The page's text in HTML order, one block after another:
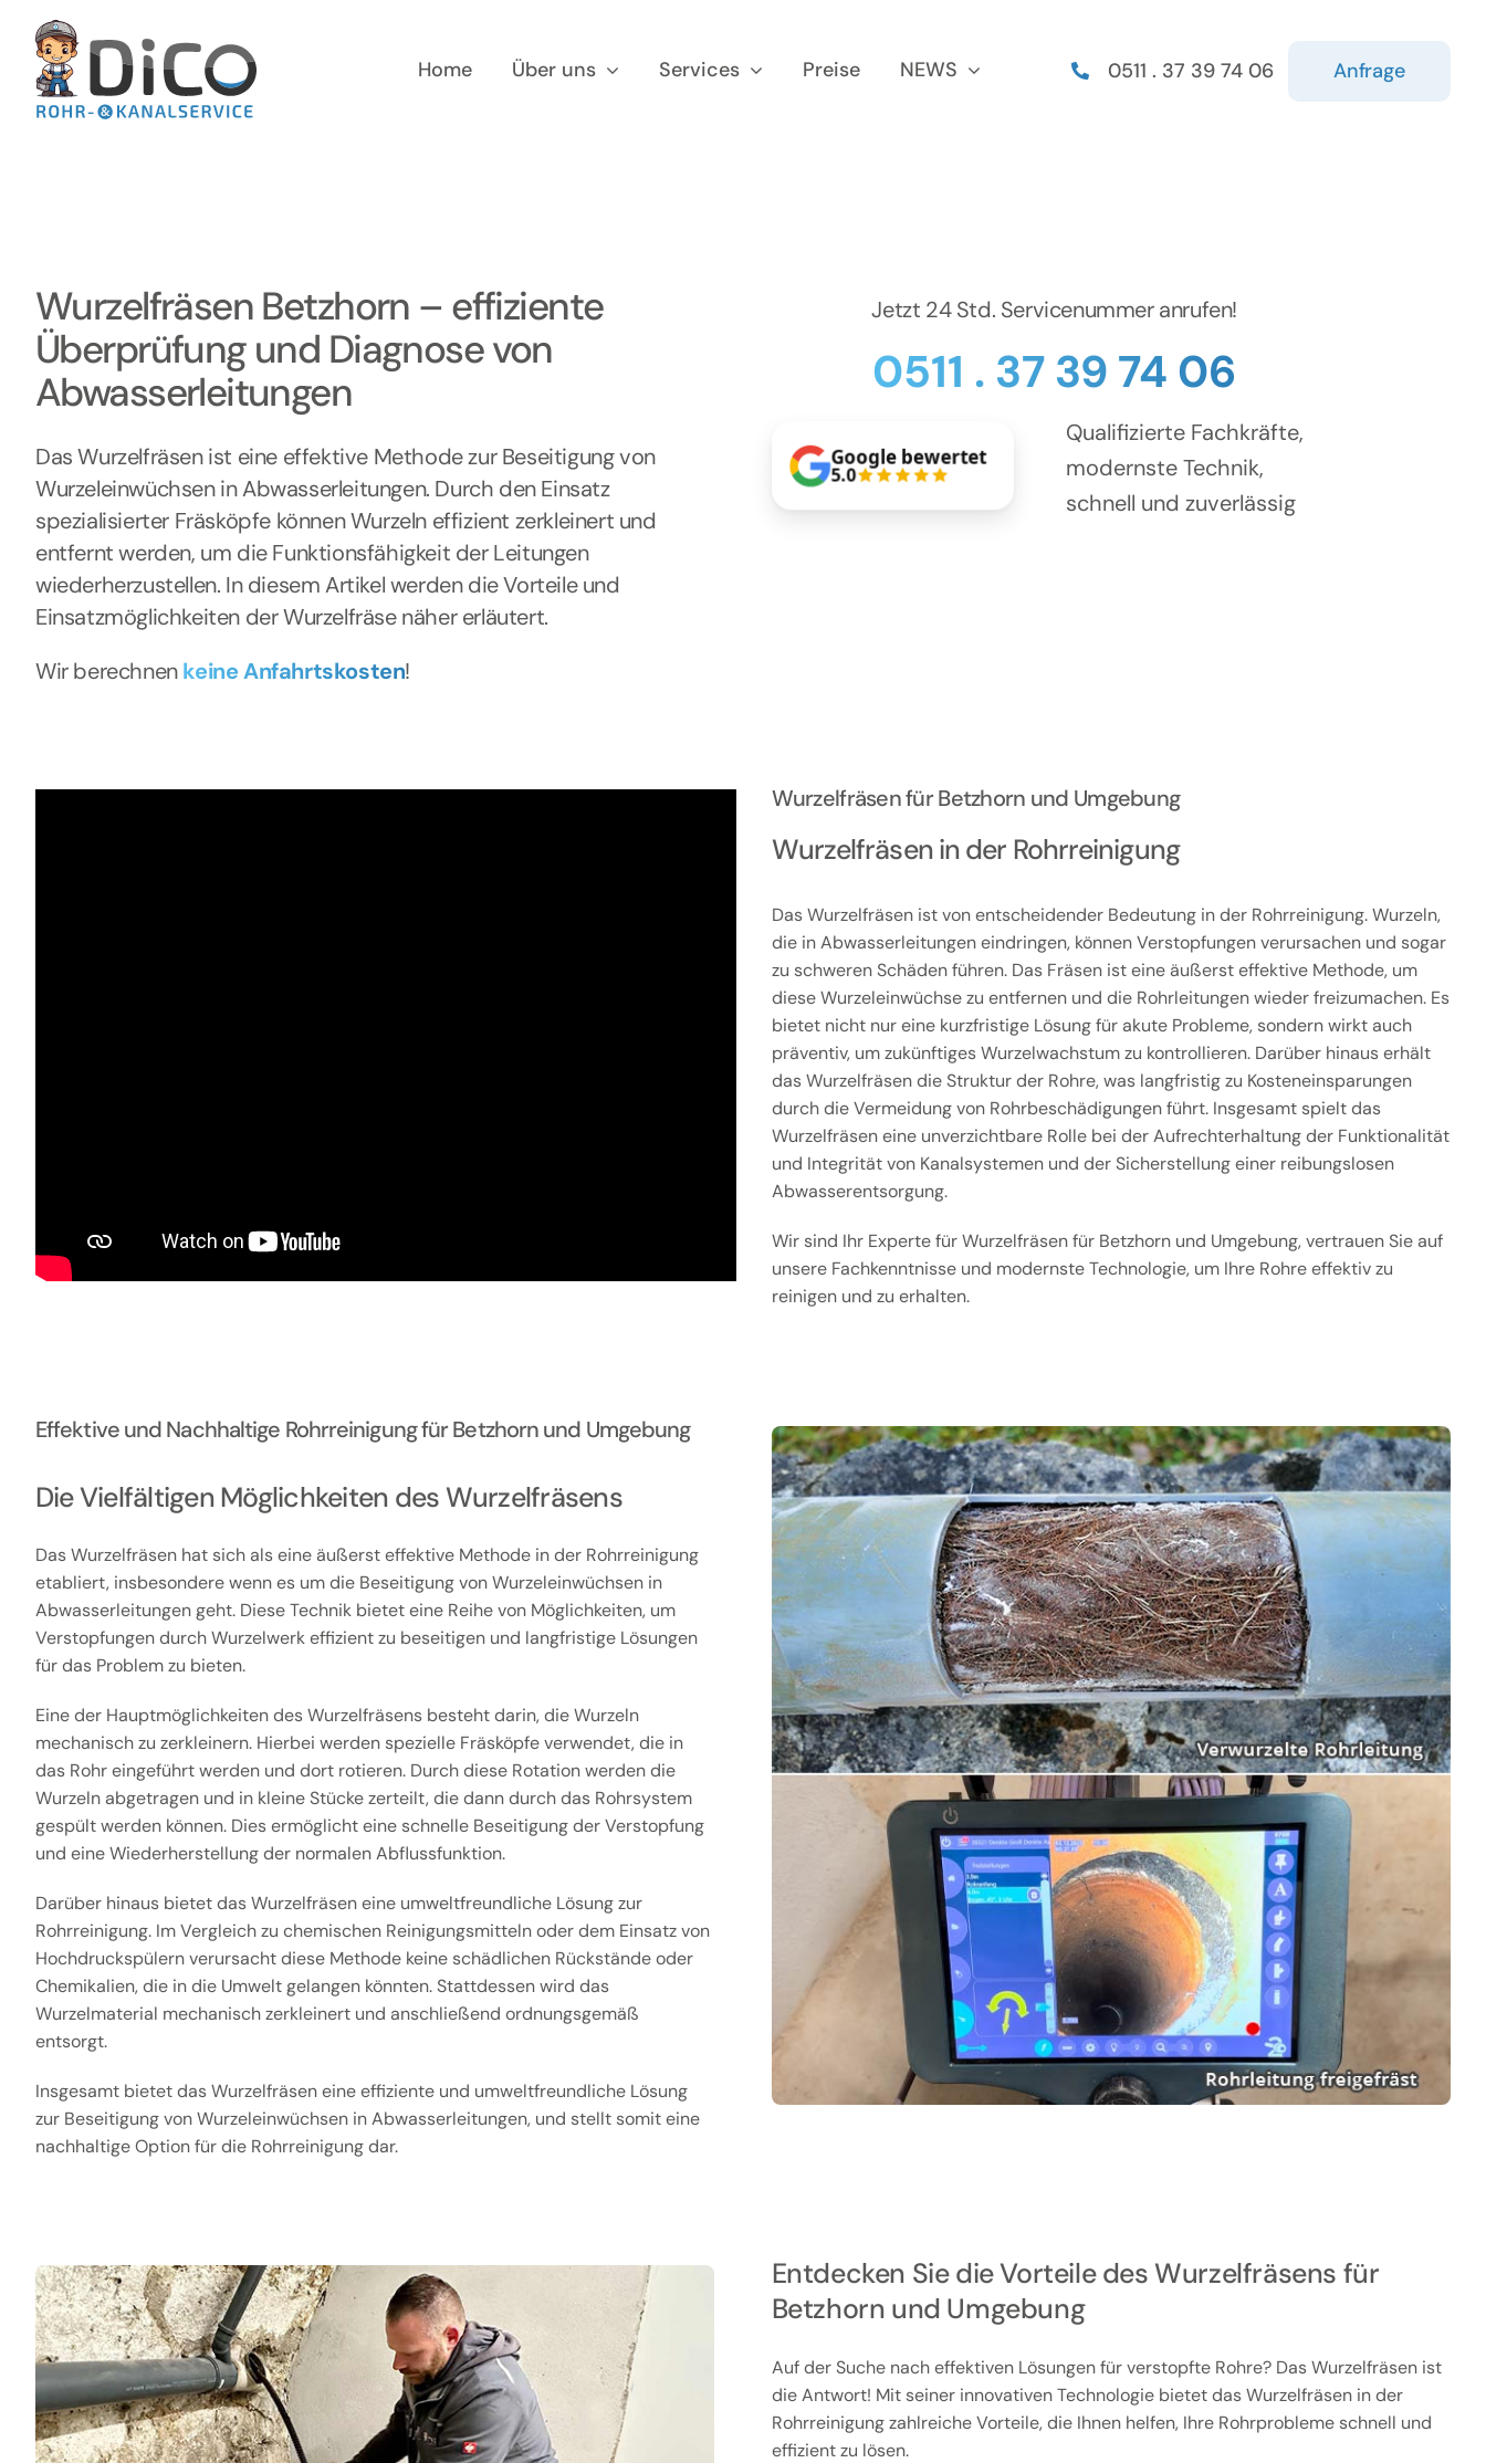
Inhalt
springen
Home Über uns Services Preise NEWS 0511 . 37 39 74 06 Anfrage
Wurzelfräsen Betzhorn – effiziente
Überprüfung und Diagnose von
Abwasserleitungen
Das Wurzelfräsen ist eine effektive Methode zur Beseitigung von
Wurzeleinwüchsen in Abwasserleitungen. Durch den Einsatz
spezialisierter Fräsköpfe können Wurzeln effizient zerkleinert und
entfernt werden, um die Funktionsfähigkeit der Leitungen
wiederherzustellen. In diesem Artikel werden die Vorteile und
Einsatzmöglichkeiten der Wurzelfräse näher erläutert.
Wir berechnenkeine Anfahrtskosten!
Jetzt 24 Std. Servicenummer anrufen!
0511 . 37 39 74 06
Google bewertet
5.0
Qualifizierte Fachkräfte,
modernste Technik,
schnell und zuverlässig
Wurzelfräsen für Betzhorn und Umgebung
Wurzelfräsen in der Rohrreinigung
Das Wurzelfräsen ist von entscheidender Bedeutung in der Rohrreinigung. Wurzeln,
die in Abwasserleitungen eindringen, können Verstopfungen verursachen und sogar
zu schweren Schäden führen. Das Fräsen ist eine äußerst effektive Methode, um
diese Wurzeleinwüchse zu entfernen und die Rohrleitungen wieder freizumachen. Es
bietet nicht nur eine kurzfristige Lösung für akute Probleme, sondern wirkt auch
präventiv, um zukünftiges Wurzelwachstum zu kontrollieren. Darüber hinaus erhält
das Wurzelfräsen die Struktur der Rohre, was langfristig zu Kosteneinsparungen
durch die Vermeidung von Rohrbeschädigungen führt. Insgesamt spielt das
Wurzelfräsen eine unverzichtbare Rolle bei der Aufrechterhaltung der Funktionalität
und Integrität von Kanalsystemen und der Sicherstellung einer reibungslosen
Abwasserentsorgung.
Wir sind Ihr Experte für Wurzelfräsen für Betzhorn und Umgebung, vertrauen Sie auf
unsere Fachkenntnisse und modernste Technologie, um Ihre Rohre effektiv zu
reinigen und zu erhalten.
Effektive und Nachhaltige Rohrreinigung für Betzhorn und Umgebung
Die Vielfältigen Möglichkeiten des Wurzelfräsens
Das Wurzelfräsen hat sich als eine äußerst effektive Methode in der Rohrreinigung
etabliert, insbesondere wenn es um die Beseitigung von Wurzeleinwüchsen in
Abwasserleitungen geht. Diese Technik bietet eine Reihe von Möglichkeiten, um
Verstopfungen durch Wurzelwerk effizient zu beseitigen und langfristige Lösungen
für das Problem zu bieten.
Eine der Hauptmöglichkeiten des Wurzelfräsens besteht darin, die Wurzeln
mechanisch zu zerkleinern. Hierbei werden spezielle Fräsköpfe verwendet, die in
das Rohr eingeführt werden und dort rotieren. Durch diese Rotation werden die
Wurzeln abgetragen und in kleine Stücke zerteilt, die dann durch das Rohrsystem
gespült werden können. Dies ermöglicht eine schnelle Beseitigung der Verstopfung
und eine Wiederherstellung der normalen Abflussfunktion.
Darüber hinaus bietet das Wurzelfräsen eine umweltfreundliche Lösung zur
Rohrreinigung. Im Vergleich zu chemischen Reinigungsmitteln oder dem Einsatz von
Hochdruckspülern verursacht diese Methode keine schädlichen Rückstände oder
Chemikalien, die in die Umwelt gelangen könnten. Stattdessen wird das
Wurzelmaterial mechanisch zerkleinert und anschließend ordnungsgemäß
entsorgt.
Insgesamt bietet das Wurzelfräsen eine effiziente und umweltfreundliche Lösung
zur Beseitigung von Wurzeleinwüchsen in Abwasserleitungen, und stellt somit eine
nachhaltige Option für die Rohrreinigung dar.
Entdecken Sie die Vorteile des Wurzelfräsens für
Betzhorn und Umgebung
Auf der Suche nach effektiven Lösungen für verstopfte Rohre? Das Wurzelfräsen ist
die Antwort! Mit seiner innovativen Technologie bietet das Wurzelfräsen in der
Rohrreinigung zahlreiche Vorteile, die Ihnen helfen, Ihre Rohrprobleme schnell und
effizient zu lösen.